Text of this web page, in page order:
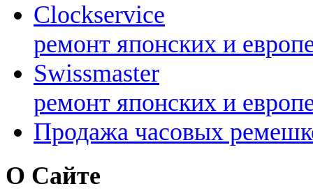
Clockservice
ремонт японских и
Swissmaster
ремонт японских и
Продажа часовых
О Сайте